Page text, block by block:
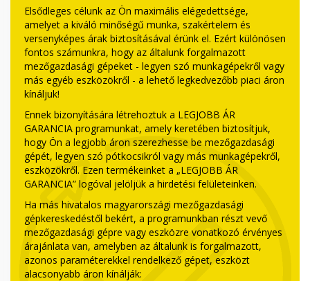
Elsődleges célunk az Ön maximális elégedettsége,
amelyet a kiváló minőségű munka, szakértelem és
versenyképes árak biztosításával érünk el. Ezért különösen
fontos számunkra, hogy az általunk forgalmazott
mezőgazdasági gépeket - legyen szó munkagépekről vagy
más egyéb eszközökről - a lehető legkedvezőbb piaci áron
kínáljuk!
Ennek bizonyítására létrehoztuk a LEGJOBB ÁR
GARANCIA programunkat, amely keretében biztosítjuk,
hogy Ön a legjobb áron szerezhesse be mezőgazdasági
gépét, legyen szó pótkocsikról vagy más munkagépekről,
eszközökről. Ezen termékeinket a „LEGJOBB ÁR
GARANCIA” logóval jelöljük a hirdetési felületeinken.
Ha más hivatalos magyarországi mezőgazdasági
gépkereskedéstől bekért, a programunkban részt vevő
mezőgazdasági gépre vagy eszközre vonatkozó érvényes
árajánlata van, amelyben az általunk is forgalmazott,
azonos paraméterekkel rendelkező gépet, eszközt
alacsonyabb áron kínálják: